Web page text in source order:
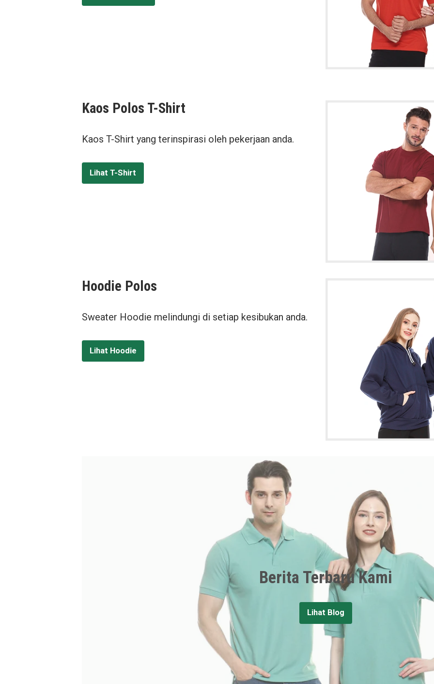
Kaos Polos T-Shirt
Kaos T-Shirt yang terinspirasi oleh pekerjaan anda.
Lihat T-Shirt
Hoodie Polos
Sweater Hoodie melindungi di setiap kesibukan anda.
Lihat Hoodie
Berita Terbaru Kami
Lihat Blog